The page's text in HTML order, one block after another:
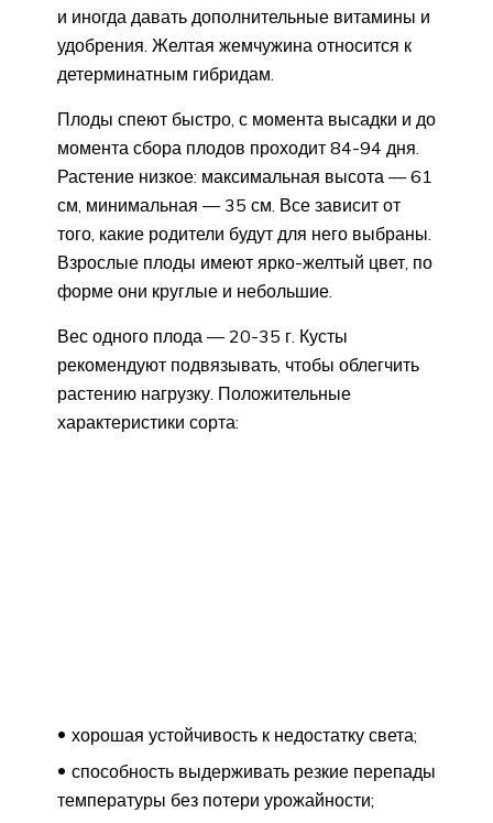
и иногда давать дополнительные витамины и
удобрения. Желтая жемчужина относится к
детерминатным гибридам.
Плоды спеют быстро, с момента высадки и до
момента сбора плодов проходит 84-94 дня.
Растение низкое: максимальная высота — 61
см, минимальная — 35 см. Все зависит от
того, какие родители будут для него выбраны.
Взрослые плоды имеют ярко-желтый цвет, по
форме они круглые и небольшие.
Вес одного плода — 20-35 г. Кусты
рекомендуют подвязывать, чтобы облегчить
растению нагрузку. Положительные
характеристики сорта:
хорошая устойчивость к недостатку света;
способность выдерживать резкие перепады
температуры без потери урожайности;